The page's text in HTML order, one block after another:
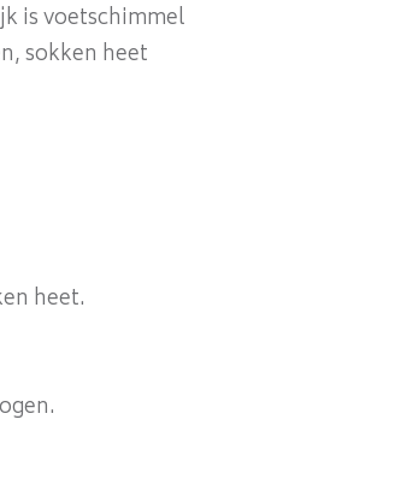
is voetschimmel
sokken heet
heet.